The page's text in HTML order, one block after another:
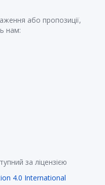
або пропозиції,
нам:
за ліцензією
4.0 International